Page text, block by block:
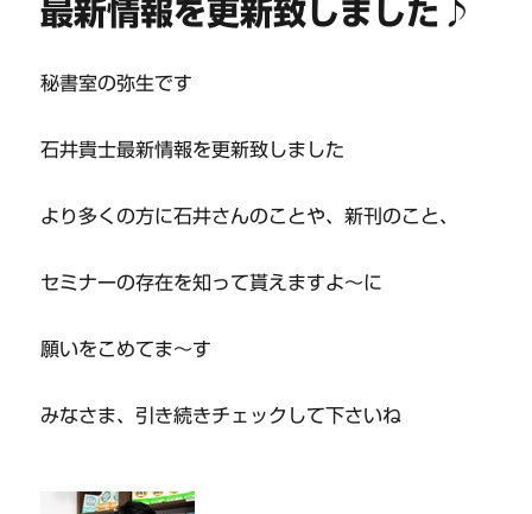
最新情報を更新致しました♪
秘書室の弥生です
石井貴士最新情報を更新致しました
より多くの方に石井さんのことや、新刊のこと、
セミナーの存在を知って貰えますよ～に
願いをこめてま～す
みなさま、引き続きチェックして下さいね